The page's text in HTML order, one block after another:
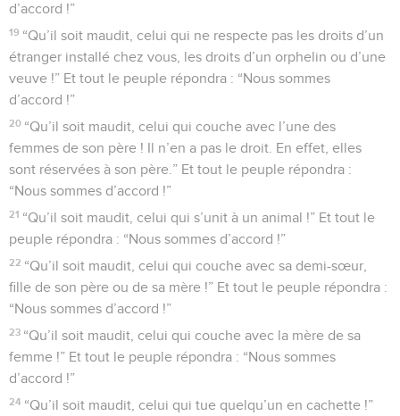
d’accord !”
19 “Qu’il soit maudit, celui qui ne respecte pas les droits d’un
étranger installé chez vous, les droits d’un orphelin ou d’une
veuve !” Et tout le peuple répondra : “Nous sommes
d’accord !”
20 “Qu’il soit maudit, celui qui couche avec l’une des
femmes de son père ! Il n’en a pas le droit. En effet, elles
sont réservées à son père.” Et tout le peuple répondra :
“Nous sommes d’accord !”
21 “Qu’il soit maudit, celui qui s’unit à un animal !” Et tout le
peuple répondra : “Nous sommes d’accord !”
22 “Qu’il soit maudit, celui qui couche avec sa demi-sœur,
fille de son père ou de sa mère !” Et tout le peuple répondra :
“Nous sommes d’accord !”
23 “Qu’il soit maudit, celui qui couche avec la mère de sa
femme !” Et tout le peuple répondra : “Nous sommes
d’accord !”
24 “Qu’il soit maudit, celui qui tue quelqu’un en cachette !”